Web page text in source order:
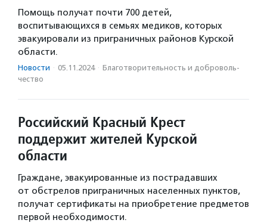
Помощь получат почти 700 детей,
воспитывающихся в семьях медиков, которых
эвакуировали из приграничных районов Курской
области.
Новости · 05.11.2024 · Благотвори­тель­ность и доброволь­
чест­во
Российский Красный Крест
поддержит жителей Курской
области
Граждане, эвакуированные из пострадавших
от обстрелов приграничных населенных пунктов,
получат сертификаты на приобретение предметов
первой необходимости.